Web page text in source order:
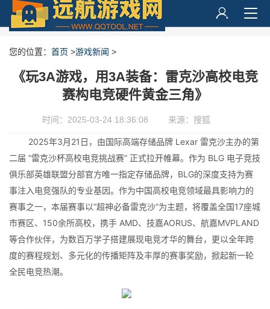
您的位置： 首页 >游戏新闻 >
《玩3A游戏，用3A装备：雷克沙高校电竞
赛构电竞硬件黄金三角》
时间：2025-03-24 18:36:08 来源：搜狐
2025年3月21日，由国际高端存储品牌 Lexar 雷克沙主办的第
二届 “雷克沙杯高校电竞挑战赛” 正式拉开帷幕。作为 BLG 电子竞技
俱乐部英雄联盟分部官方唯一指定存储品牌，BLG的深度支持为赛
事注入电竞强队的专业基因。作为中国高校电竞领域最具影响力的
赛事之一，本届赛事以“超神必备雷克沙”为主题，将覆盖全国17座城
市赛区、150余所高校，携手 AMD、技嘉AORUS、航嘉MVPLAND
等合作伙伴，为数百万学子搭建展现电竞才华的舞台，更以全年跨
度的赛程规划、多元化的传播矩阵及丰厚的赛事奖励，掀起新一轮
全民电竞热潮。